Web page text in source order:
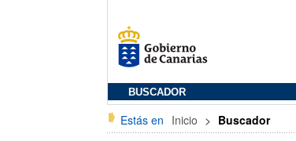
BUSCADOR
Estás en Inicio > Buscador